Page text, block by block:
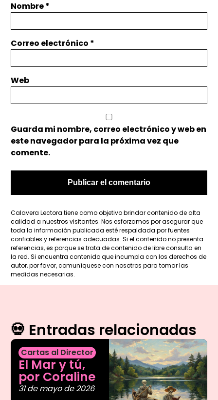
Nombre*
Correo electrónico *
Web
Guarda mi nombre, correo electrónico y web en
este navegador para la próxima vez que
comente.
Calavera Lectora tiene como objetivo brindar contenido de alta
calidad a nuestros visitantes. Nos esforzamos por asegurar que
toda la información publicada esté respaldada por fuentes
confiables y referencias adecuadas. Si el contenido no presenta
referencias, es porque se trata de contenido de libre consulta en
la red. Si encuentra contenido que incumpla con los derechos de
autor, por favor, comuníquese con nosotros para tomar las
medidas necesarias.
💀 Entradas relacionadas
Cartas al Director
El Mar y tú,
por Coraline
31 de mayo de 2026